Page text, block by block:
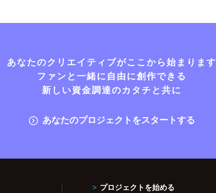
あなたのクリエイティブがここから始まります
ファンと一緒に自由に創作できる
新しい資金調達のカタチと共に
あなたのプロジェクトをスタートする
プロジェクトを始める